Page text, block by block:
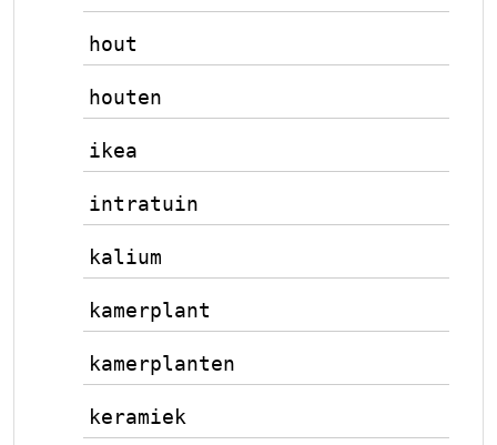
hout
houten
ikea
intratuin
kalium
kamerplant
kamerplanten
keramiek